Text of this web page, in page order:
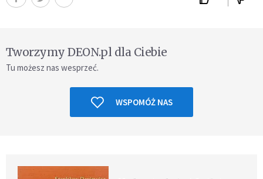
Tworzymy DEON.pl dla Ciebie
Tu możesz nas wesprzeć.
WSPOMÓŻ NAS